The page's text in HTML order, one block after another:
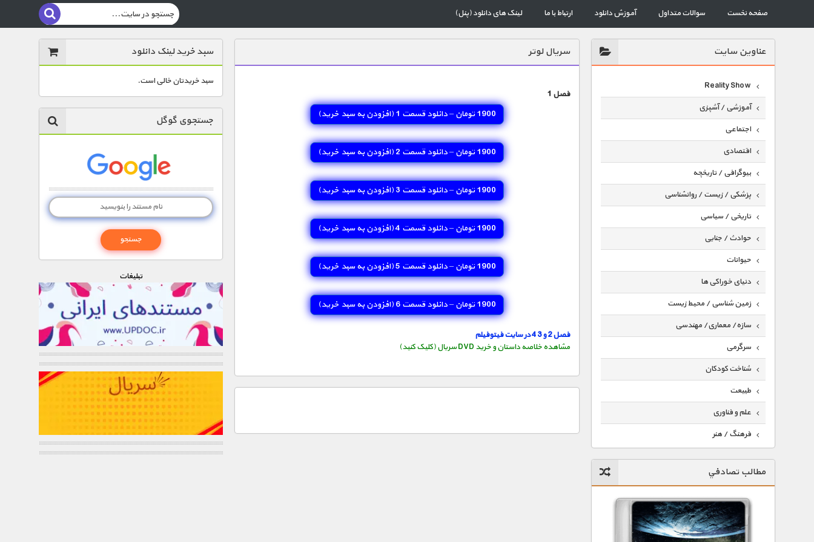
صفحه نخست سوالات متداول آموزش دانلود ارتباط با ما لینک های دانلود (پنل)
عناوين سايت
Reality Show
آموزشی / آشپزی
اجتماعی
اقتصادی
بیوگرافی / تاریخچه
پزشکی / زیست / روانشناسی
تاریخی / سیاسی
حوادث / جنایی
حیوانات
دنیای خوراکی ها
زمین شناسی / محیط زیست
سازه/ معماری/ مهندسی
سرگرمی
شناخت کودکان
طبیعت
علم و فناوری
فرهنگ / هنر
گردشگری
ماورایی
مسابقات / ورزشی
مطالب تصادفي
سریال لوتر
فصل 1
1900 تومان – دانلود قسمت 1 (افزودن به سبد خريد)
1900 تومان – دانلود قسمت 2 (افزودن به سبد خريد)
1900 تومان – دانلود قسمت 3 (افزودن به سبد خريد)
1900 تومان – دانلود قسمت 4 (افزودن به سبد خريد)
1900 تومان – دانلود قسمت 5 (افزودن به سبد خريد)
1900 تومان – دانلود قسمت 6 (افزودن به سبد خريد)
فصل 2 و 3 4 در سایت فیتوفیلم
مشاهده خلاصه داستان و خرید DVD سریال (کلیک کنید)
سبد خرید لینک دانلود
سبد خریدتان خالی است.
جستجوی گوگل
تبليغات